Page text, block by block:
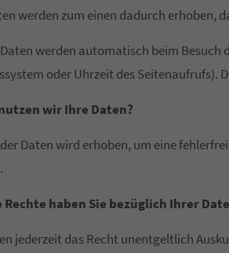
werden zum einen dadurch erhoben,
werden automatisch beim Besuch
oder Uhrzeit des Seitenaufrufs).
wir Ihre Daten?
Daten wird erhoben, um eine
Rechte haben Sie bezüglich Ihrer
jederzeit das Recht unentgeltlich